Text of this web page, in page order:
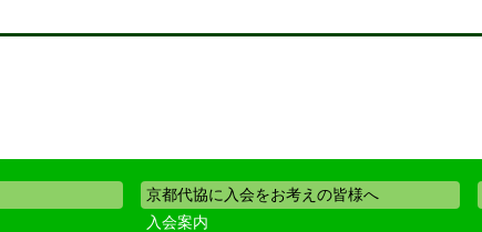
京都代協に入会をお考えの皆様へ
入会案内